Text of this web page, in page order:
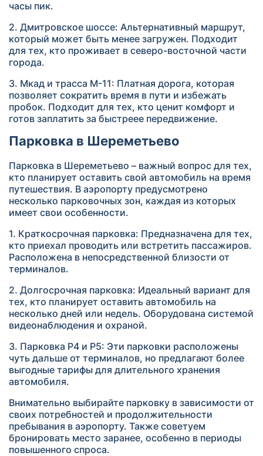
часы пик.
2. Дмитровское шоссе: Альтернативный маршрут,
который может быть менее загружен. Подходит
для тех, кто проживает в северо-восточной части
города.
3. Мкад и трасса М-11: Платная дорога, которая
позволяет сократить время в пути и избежать
пробок. Подходит для тех, кто ценит комфорт и
готов заплатить за быстреее передвижение.
Парковка в Шереметьево
Парковка в Шереметьево – важный вопрос для тех,
кто планирует оставить свой автомобиль на время
путешествия. В аэропорту предусмотрено
несколько парковочных зон, каждая из которых
имеет свои особенности.
1. Краткосрочная парковка: Предназначена для тех,
кто приехал проводить или встретить пассажиров.
Расположена в непосредственной близости от
терминалов.
2. Долгосрочная парковка: Идеальный вариант для
тех, кто планирует оставить автомобиль на
несколько дней или недель. Оборудована системой
видеонаблюдения и охраной.
3. Парковка P4 и P5: Эти парковки расположены
чуть дальше от терминалов, но предлагают более
выгодные тарифы для длительного хранения
автомобиля.
Внимательно выбирайте парковку в зависимости от
своих потребностей и продолжительности
пребывания в аэропорту. Также советуем
бронировать место заранее, особенно в периоды
повышенного спроса.